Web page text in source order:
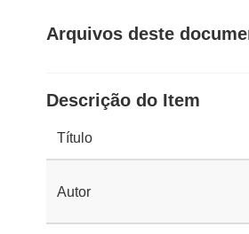
Arquivos deste
Descrição do Item
Título
Autor